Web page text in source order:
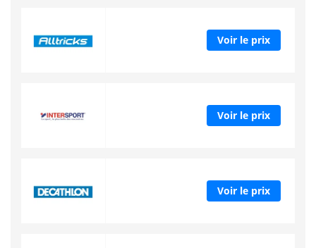
Voir le prix
Voir le prix
Voir le prix